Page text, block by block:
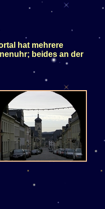
hat mehrere
beides an der